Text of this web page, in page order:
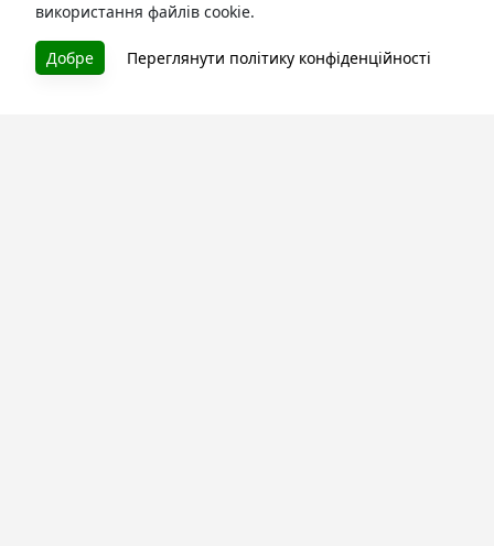
використання файлів cookie.
Добре Переглянути політику конфіденційності
БУКУРУК
Літературна платформа і бібліотека книг, які можна